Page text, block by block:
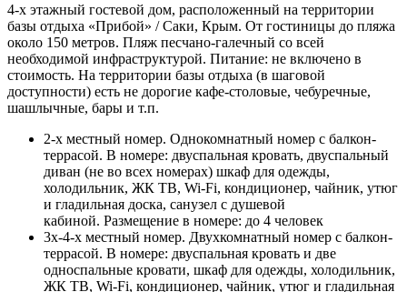
4-х этажный гостевой дом, расположенный на территории
базы отдыха «Прибой» / Саки, Крым. От гостиницы до пляжа
около 150 метров. Пляж песчано-галечный со всей
необходимой инфраструктурой. Питание: не включено в
стоимость. На территории базы отдыха (в шаговой
доступности) есть не дорогие кафе-столовые, чебуречные,
шашлычные, бары и т.п.
2-х местный номер. Однокомнатный номер с балкон-
террасой. В номере: двуспальная кровать, двуспальный
диван (не во всех номерах) шкаф для одежды,
холодильник, ЖК ТВ, Wi-Fi, кондиционер, чайник, утюг
и гладильная доска, санузел с душевой
кабиной. Размещение в номере: до 4 человек
3х-4-х местный номер. Двухкомнатный номер с балкон-
террасой. В номере: двуспальная кровать и две
односпальные кровати, шкаф для одежды, холодильник,
ЖК ТВ, Wi-Fi, кондиционер, чайник, утюг и гладильная